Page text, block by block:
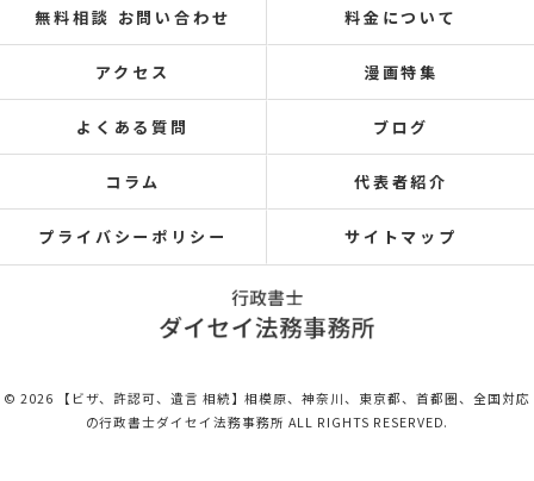
無料相談 お問い合わせ 料金について
アクセス 漫画特集
よくある質問 ブログ
コラム 代表者紹介
プライバシーポリシー サイトマップ
© 2026 【ビザ、許認可、遺言 相続】相模原、神奈川、東京都、首都圏、全国対応
の行政書士ダイセイ法務事務所 ALL RIGHTS RESERVED.